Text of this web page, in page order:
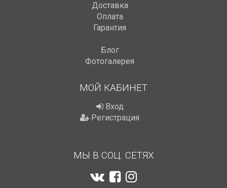
Доставка
Оплата
Гарантия
Блог
Фотогалерея
МОЙ КАБИНЕТ
Вход
Регистрация
МЫ В СОЦ. СЕТЯХ